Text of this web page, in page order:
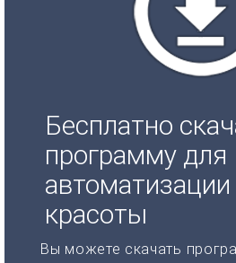
Бесплатно
программу для
автоматизации
красоты
Вы можете скачать